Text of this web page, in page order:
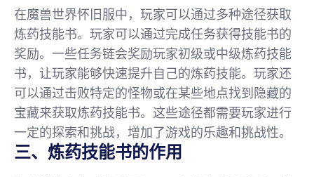
在魔兽世界怀旧服中，玩家可以通过多种途径获取
炼药技能书。玩家可以通过完成任务获得技能书的
奖励。一些任务链会奖励玩家初级或中级炼药技能
书，让玩家能够快速提升自己的炼药技能。玩家还
可以通过击败特定的怪物或在某些地点找到隐藏的
宝藏来获取炼药技能书。这些途径都需要玩家进行
一定的探索和挑战，增加了游戏的乐趣和挑战性。
三、炼药技能书的作用